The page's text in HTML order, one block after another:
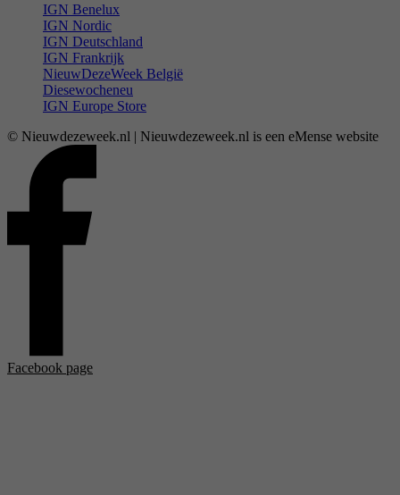
IGN Benelux
IGN Nordic
IGN Deutschland
IGN Frankrijk
NieuwDezeWeek België
Diesewocheneu
IGN Europe Store
© Nieuwdezeweek.nl | Nieuwdezeweek.nl is een eMense website
Facebook page